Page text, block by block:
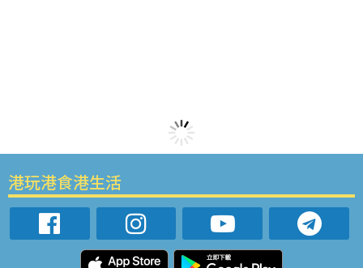
港玩港食港生活